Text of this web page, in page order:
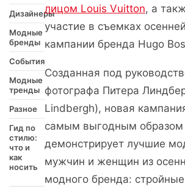
Дизайнеры
Модные
бренды
События
Модные
тренды
Разное
Гид по
стилю:
что и
как
носить
лицом Louis Vuitton, а
участие в съемках
кампании бренда Hugo
Созданная под
фотографа Питера
Lindbergh), новая
самым выгодным образом
демонстрирует лучшие
мужчин и женщин из
модного бренда: